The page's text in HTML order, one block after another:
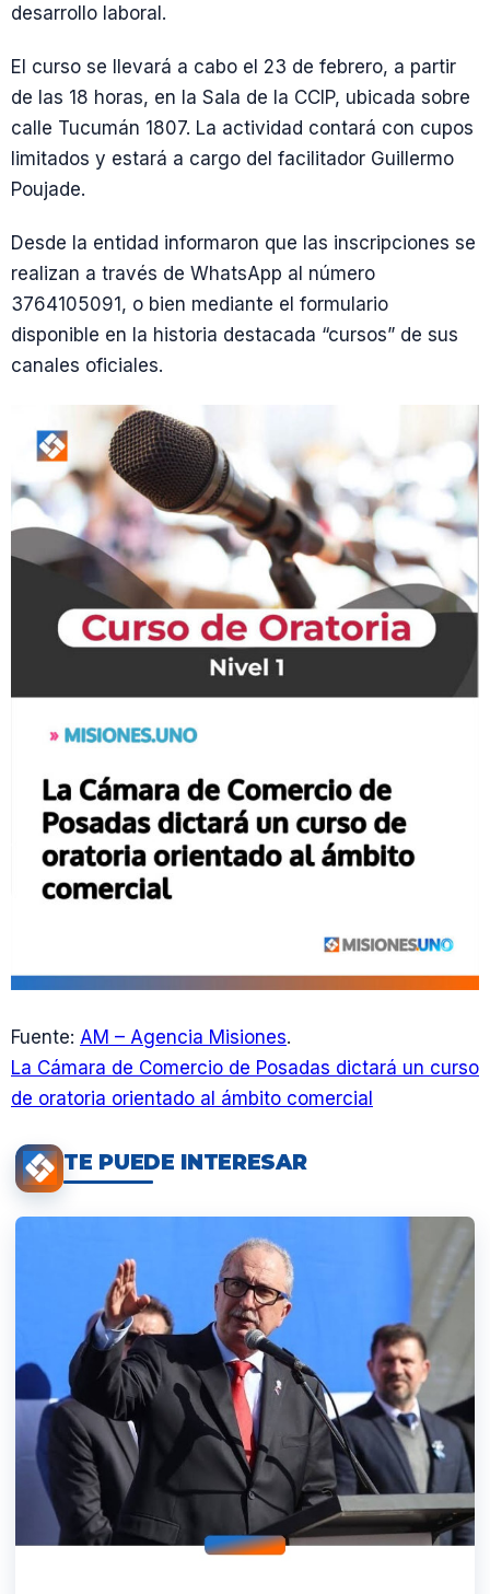
desarrollo laboral.
El curso se llevará a cabo el 23 de febrero, a partir
de las 18 horas, en la Sala de la CCIP, ubicada sobre
calle Tucumán 1807. La actividad contará con cupos
limitados y estará a cargo del facilitador Guillermo
Poujade.
Desde la entidad informaron que las inscripciones se
realizan a través de WhatsApp al número
3764105091, o bien mediante el formulario
disponible en la historia destacada “cursos” de sus
canales oficiales.
Fuente: AM – Agencia Misiones.
La Cámara de Comercio de Posadas dictará un curso
de oratoria orientado al ámbito comercial
TE PUEDE INTERESAR